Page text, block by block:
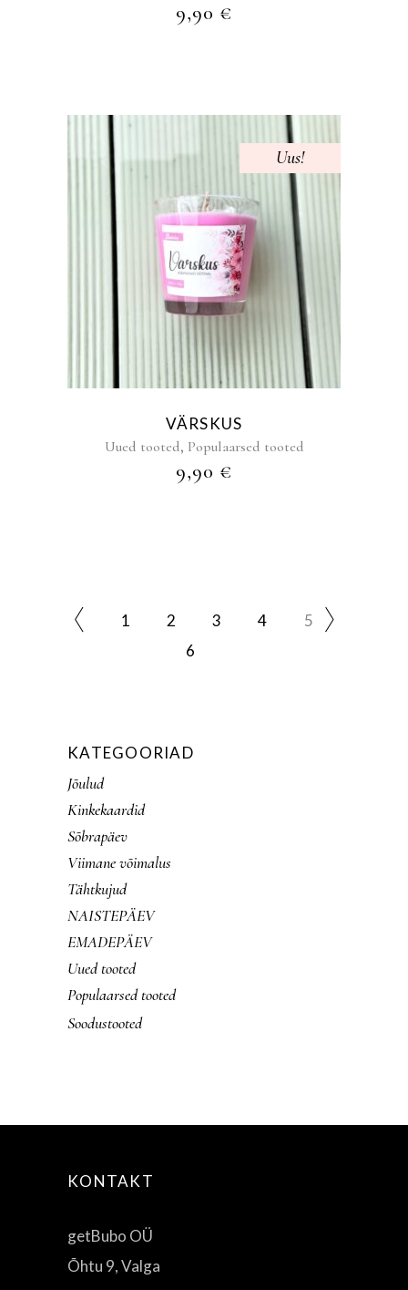
9,90 €
Uus!
VÄRSKUS
Uued tooted, Populaarsed tooted
9,90 €
1 2 3 4
5
6
KATEGOORIAD
Jõulud
Kinkekaardid
Sõbrapäev
Viimane võimalus
Tähtkujud
NAISTEPÄEV
EMADEPÄEV
Uued tooted
Populaarsed tooted
Soodustooted
KONTAKT
getBubo OÜ
Õhtu 9, Valga